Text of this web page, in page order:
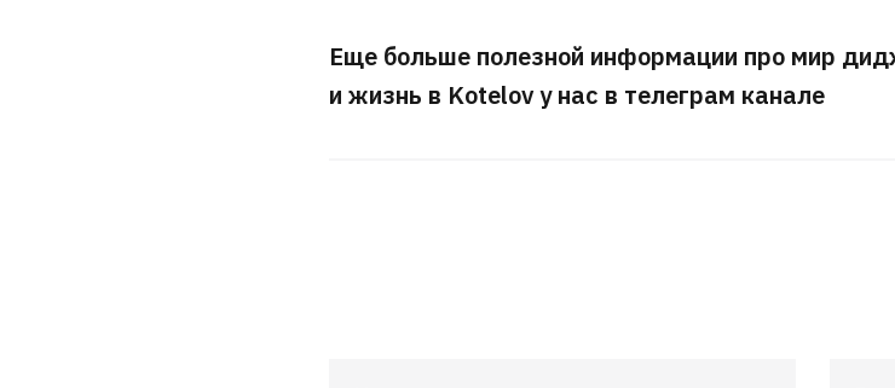
Еще больше полезной информации про мир
и жизнь в Kotelov у нас в телеграм канале